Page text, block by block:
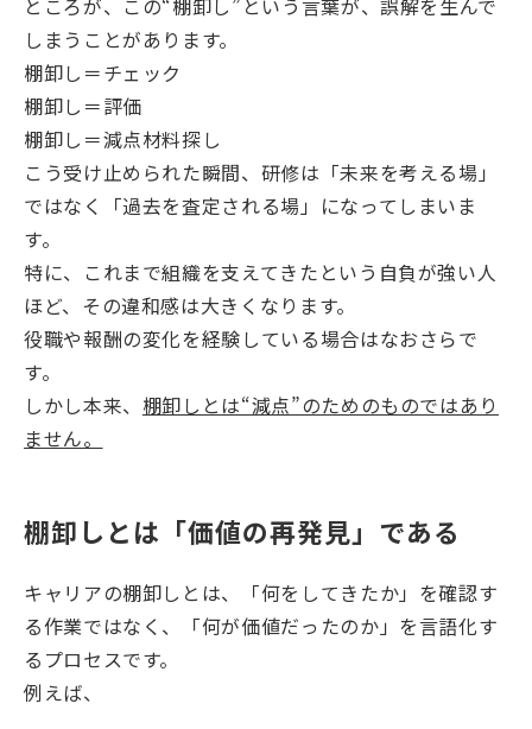
しまうことがあります。
棚卸し＝チェック
棚卸し＝評価
棚卸し＝減点材料探し
こう受け止められた瞬間、研修は「未来を考える場」
ではなく「過去を査定される場」になってしまいま
す。
特に、これまで組織を支えてきたという自負が強い人
ほど、その違和感は大きくなります。
役職や報酬の変化を経験している場合はなおさらで
す。
しかし本来、 棚卸しとは“減点”のためのものではあり
ません。
棚卸しとは「価値の再発見」である
キャリアの棚卸しとは、「何をしてきたか」を確認す
る作業ではなく、「何が価値だったのか」を言語化す
るプロセスです。
例えば、